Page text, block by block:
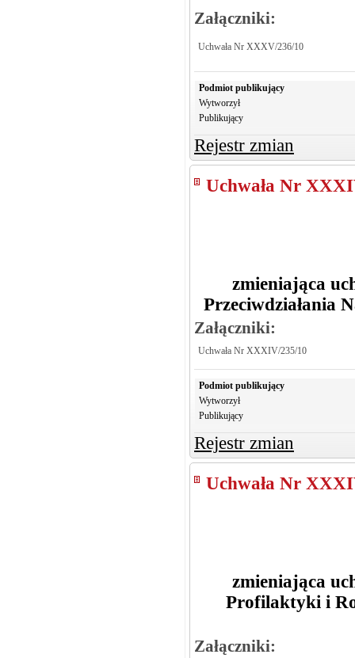
Załączniki:
Uchwała Nr XXXV/236/10
Podmiot publikujący
Wytworzył
Publikujący
Rejestr zmian
Uchwała Nr
zmieniająca
Przeciwdziałania
Załączniki:
Uchwała Nr XXXIV/235/10
Podmiot publikujący
Wytworzył
Publikujący
Rejestr zmian
Uchwała Nr
zmieniająca
Profilaktyki i
Załączniki: